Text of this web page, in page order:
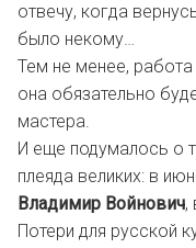
отвечу, когда
было некому…
Тем не менее,
она обязательно
мастера.
И еще подумалось о
плеяда великих: в
Владимир Войнович,
Потери для русской